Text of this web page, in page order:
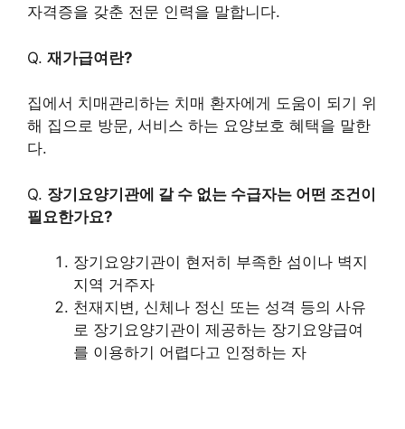
자격증을 갖춘 전문 인력을 말합니다.
Q. 재가급여란?
집에서 치매관리하는 치매 환자에게 도움이 되기 위
해 집으로 방문, 서비스 하는 요양보호 혜택을 말한
다.
Q. 장기요양기관에 갈 수 없는 수급자는 어떤 조건이
필요한가요?
장기요양기관이 현저히 부족한 섬이나 벽지
지역 거주자
천재지변, 신체나 정신 또는 성격 등의 사유
로 장기요양기관이 제공하는 장기요양급여
를 이용하기 어렵다고 인정하는 자